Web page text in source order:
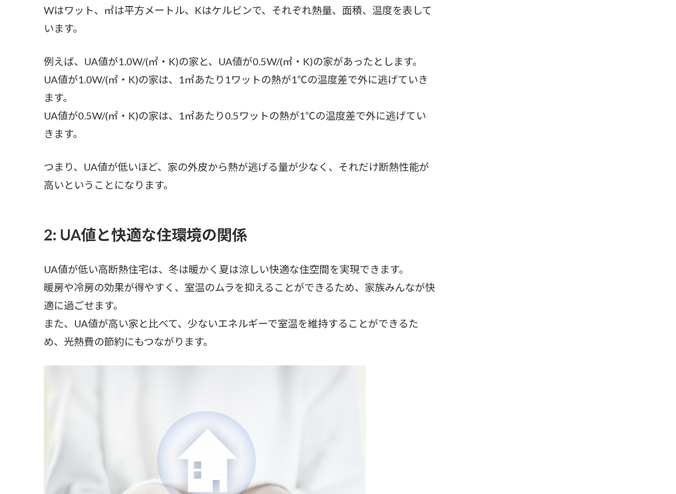
Wはワット、㎡は平方メートル、Kはケルビンで、それぞれ熱量、面積、温度を表して
います。
例えば、UA値が1.0W/(㎡・K)の家と、UA値が0.5W/(㎡・K)の家があったとします。
UA値が1.0W/(㎡・K)の家は、1㎡あたり1ワットの熱が1℃の温度差で外に逃げていき
ます。
UA値が0.5W/(㎡・K)の家は、1㎡あたり0.5ワットの熱が1℃の温度差で外に逃げてい
きます。
つまり、UA値が低いほど、家の外皮から熱が逃げる量が少なく、それだけ断熱性能が
高いということになります。
2: UA値と快適な住環境の関係
UA値が低い高断熱住宅は、冬は暖かく夏は涼しい快適な住空間を実現できます。
暖房や冷房の効果が得やすく、室温のムラを抑えることができるため、家族みんなが快
適に過ごせます。
また、UA値が高い家と比べて、少ないエネルギーで室温を維持することができるた
め、光熱費の節約にもつながります。